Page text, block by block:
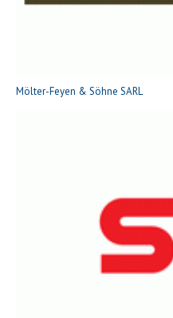
Mölter-Feyen & Söhne SARL